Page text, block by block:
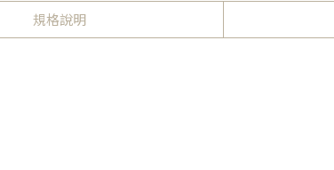
規格說明